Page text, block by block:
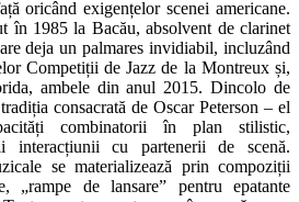
oricând exigențelor scenei americane.
în 1985 la Bacău, absolvent de clarinet
deja un palmares invidiabil, incluzând
Competiții de Jazz de la Montreux și,
ambele din anul 2015. Dincolo de
consacrată de Oscar Peterson – el
combinatorii în plan stilistic,
interacțiunii cu partenerii de scenă.
se materializează prin compoziții
„rampe de lansare” pentru epatante